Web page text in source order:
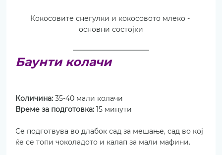
Кокосовите снегулки и кокосовото млеко -
основни состојки
Баунти колачи
Количина: 35-40 мали колачи
Време за подготовка: 15 минути
Се подготвува во длабок сад за мешање, сад во кој
ќе се топи чоколадото и калап за мали мафини.